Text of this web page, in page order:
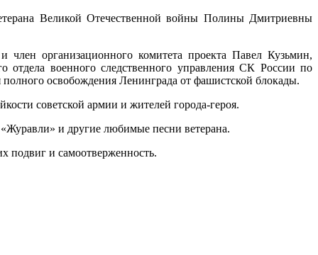
Великой Отечественной войны Полины Дмитриевны
организационного комитета проекта Павел Кузьмин,
отдела военного следственного управления СК России по
освобождения Ленинграда от фашистской блокады.
советской армии и жителей города-героя.
и другие любимые песни ветерана.
подвиг и самоотверженность.